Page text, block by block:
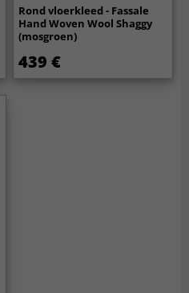
Rond vloerkleed - Fassale
Hand Woven Wool Shaggy
(mosgroen)
439 €